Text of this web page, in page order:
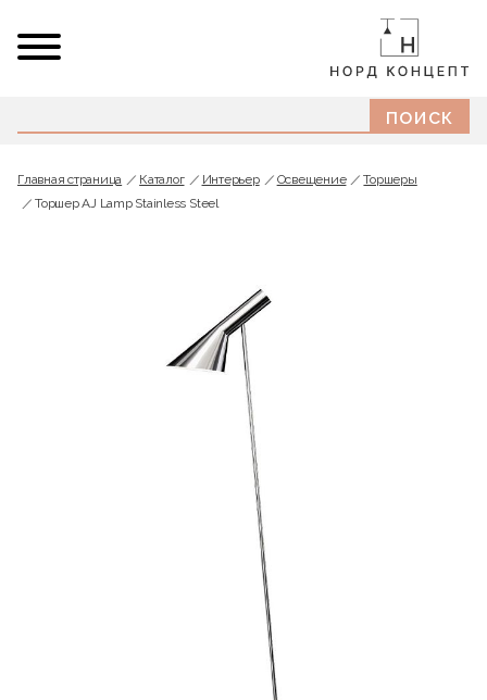
Главная страница Каталог Интерьер Освещение
Торшеры
Торшер AJ Lamp Stainless Steel